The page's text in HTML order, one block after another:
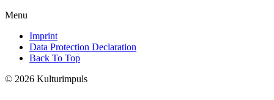
Menu
Imprint
Data Protection Declaration
Back To Top
© 2026 Kulturimpuls